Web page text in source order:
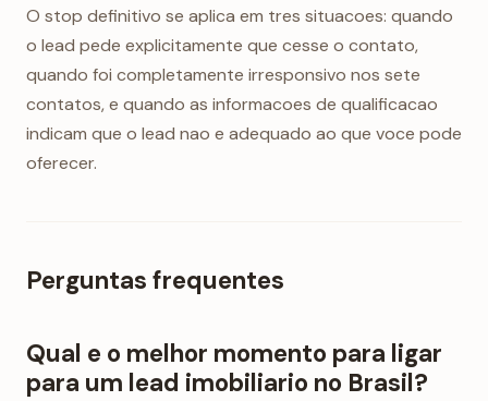
O stop definitivo se aplica em tres situacoes: quando
o lead pede explicitamente que cesse o contato,
quando foi completamente irresponsivo nos sete
contatos, e quando as informacoes de qualificacao
indicam que o lead nao e adequado ao que voce pode
oferecer.
Perguntas frequentes
Qual e o melhor momento para ligar
para um lead imobiliario no Brasil?